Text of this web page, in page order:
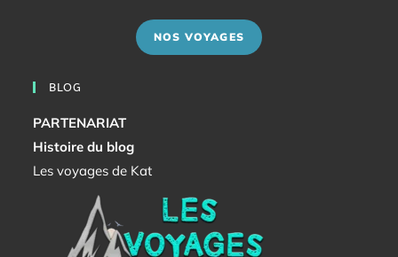
NOS VOYAGES
BLOG
PARTENARIAT
Histoire du blog
Les voyages de Kat